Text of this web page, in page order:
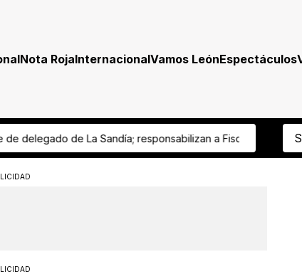
Nota RojaInternacionalVamos LeónEspectáculos
a FiscalíaDerechohabiente del ISSEG detectó